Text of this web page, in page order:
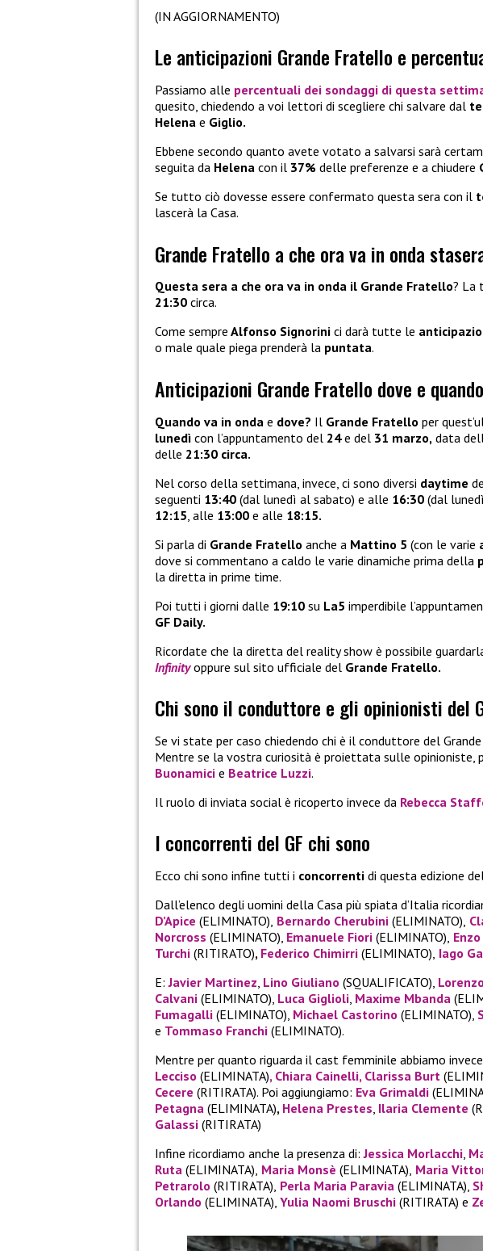
(IN AGGIORNAMENTO)
Le anticipazioni Grande Fratello e
Passiamo alle percentuali dei sondaggi di questa
quesito, chiedendo a voi lettori di scegliere chi salvare dal
Helena e Giglio.
Ebbene secondo quanto avete votato a salvarsi sarà
seguita da Helena con il 37% delle preferenze e a chiudere
Se tutto ciò dovesse essere confermato questa sera con il
lascerà la Casa.
Grande Fratello a che ora va in onda
Questa sera a che ora va in onda il Grande Fratello? La
21:30 circa.
Come sempre Alfonso Signorini ci darà tutte le
o male quale piega prenderà la puntata.
Anticipazioni Grande Fratello dove e
Quando va in onda e dove? Il Grande Fratello per
lunedì con l’appuntamento del 24e del 31 marzo, data
delle 21:30 circa.
Nel corso della settimana, invece, ci sono diversi daytime
seguenti 13:40 (dal lunedì al sabato) e alle 16:30 (dal
12:15 , alle 13:00 e alle 18:15.
Si parla di Grande Fratello anche a Mattino 5 (con le varie
dove si commentano a caldo le varie dinamiche prima della
la diretta in prime time.
Poi tutti i giorni dalle 19:10 su La5 imperdibile
GF Daily.
Ricordate che la diretta del reality show è possibile
Infinityoppure sul sito ufficiale del Grande Fratello.
Chi sono il conduttore e gli opinionisti del
Se vi state per caso chiedendo chi è il conduttore del
Mentre se la vostra curiosità è proiettata sulle opinioniste,
Buonamici e Beatrice Luzzi.
Il ruolo di inviata social è ricoperto invece da Rebecca
I concorrenti del GF chi sono
Ecco chi sono infine tutti i concorrenti di questa edizione
Dall’elenco degli uomini della Casa più spiata d’Italia
D’Apice (ELIMINATO), Bernardo Cherubini (ELIMINATO),
Norcross (ELIMINATO), Emanuele Fiori (ELIMINATO),
Turchi (RITIRATO), Federico Chimirri (ELIMINATO), Iago
E:Javier Martinez Lino Giuliano (SQUALIFICATO),
Calvani (ELIMINATO), Luca Giglioli Maxime Mbanda
Fumagalli (ELIMINATO), Michael Castorino (ELIMINATO),
e Tommaso Franchi (ELIMINATO).
Mentre per quanto riguarda il cast femminile abbiamo
Lecciso (ELIMINATA), Chiara Cainelli, Clarissa Burt
Cecere (RITIRATA). Poi aggiungiamo: Eva Grimaldi
Petagna (ELIMINATA), Helena Prestes Ilaria Clemente
Galassi (RITIRATA)
Infine ricordiamo anche la presenza di: Jessica Morlacchi
Ruta (ELIMINATA), Maria Monsè (ELIMINATA), Maria
Petrarolo (RITIRATA), Perla Maria Paravia (ELIMINATA),
Orlando (ELIMINATA), Yulia Naomi Bruschi (RITIRATA) e